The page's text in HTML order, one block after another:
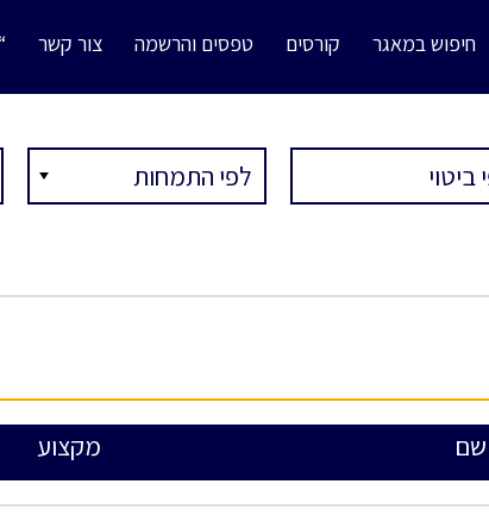
חיפוש במאגר קורסים טפסים והרשמה צור קשר
שם מקצוע